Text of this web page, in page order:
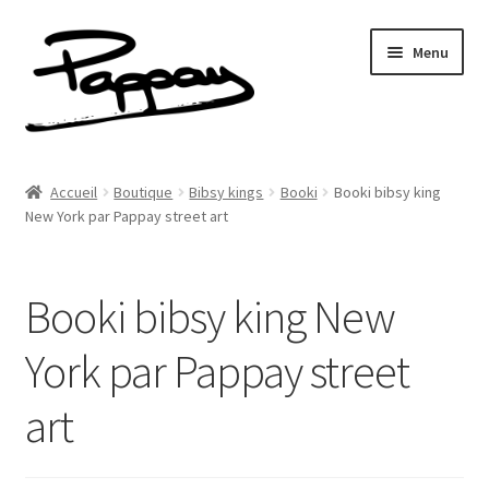
Aller
navigation
Aller
au
contenu
Menu
Réalisations
Contact
Newsletter
Shop
Accueil Boutique Bibsy kings Booki
Booki bibsy king
New York par Pappay street art
Booki bibsy king New
York par Pappay street
art